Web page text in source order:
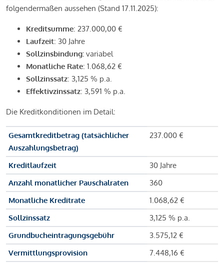
folgendermaßen aussehen (Stand 17.11.2025):
Kreditsumme: 237.000,00 €
Laufzeit: 30 Jahre
Sollzinsbindung: variabel
Monatliche Rate: 1.068,62 €
Sollzinssatz: 3,125 % p.a.
Effektivzinssatz: 3,591 % p.a.
Die Kreditkonditionen im Detail:
Gesamtkreditbetrag (tatsächlicher
Auszahlungsbetrag)
237.000 €
Kreditlaufzeit
30 Jahre
Anzahl monatlicher Pauschalraten
360
Monatliche Kreditrate
1.068,62 €
Sollzinssatz
3,125 % p.a.
Grundbucheintragungsgebühr
3.575,12 €
Vermittlungsprovision
7.448,16 €